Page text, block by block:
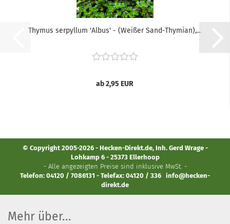
Thymus serpyllum 'Albus' - (Weißer Sand-Thymian),...
ab 2,95 EUR
© Copyright 2005-2026 - Hecken-Direkt.de, Inh. Gerd Wrage -
Lohkamp 6 - 25373 Ellerhoop
- Alle angezeigten Preise sind inklusive MwSt. -
Telefon: 04120 / 7086131 - Telefax: 04120 / 336 info@hecken-
direkt.de
Mehr über...